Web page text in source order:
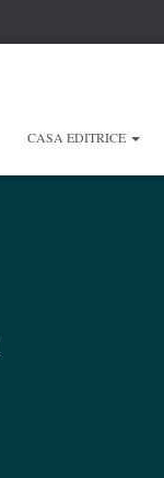
CASA EDITRICE